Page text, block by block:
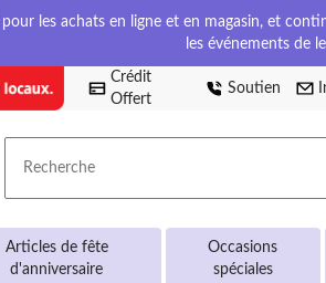
les achats en ligne et en magasin, et
les événements de
Crédit
Offert
Soutien
Recherche
Articles de fête
d'anniversaire
Occasions
spéciales